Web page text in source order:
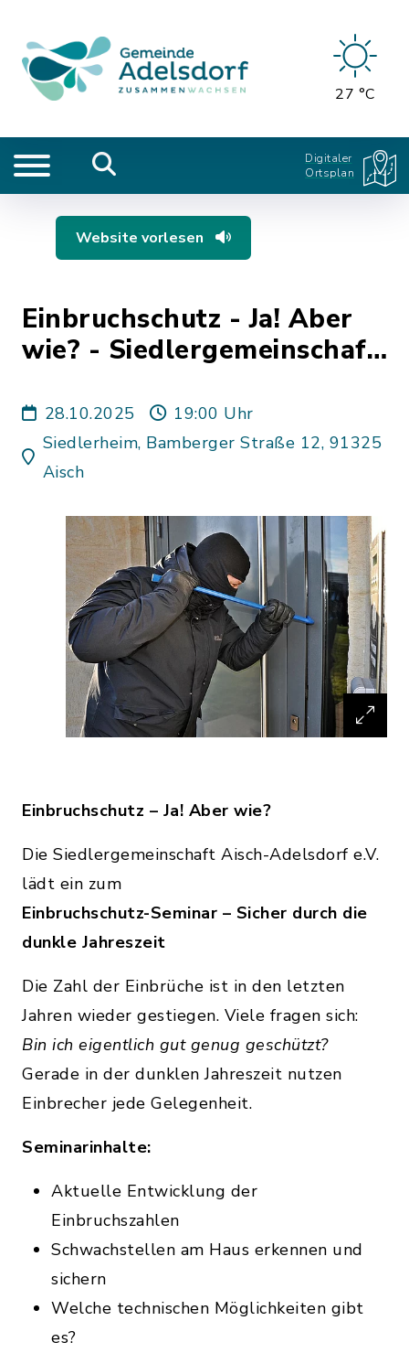
27 °C
Digitaler
Ortsplan
Website vorlesen
Einbruchschutz - Ja! Aber
wie? - Siedlergemeinschaft
28.10.2025
19:00 Uhr
Siedlerheim, Bamberger Straße 12, 91325
Aisch
Einbruchschutz – Ja! Aber wie?
Die Siedlergemeinschaft Aisch-Adelsdorf e.V.
lädt ein zum
Einbruchschutz-Seminar – Sicher durch die
dunkle Jahreszeit
Die Zahl der Einbrüche ist in den letzten
Jahren wieder gestiegen. Viele fragen sich:
Bin ich eigentlich gut genug geschützt?
Gerade in der dunklen Jahreszeit nutzen
Einbrecher jede Gelegenheit.
Seminarinhalte:
Aktuelle Entwicklung der
Einbruchszahlen
Schwachstellen am Haus erkennen und
sichern
Welche technischen Möglichkeiten gibt
es?